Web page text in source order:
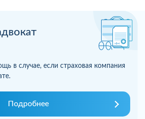
в случае, если страховая компания
Подробнее